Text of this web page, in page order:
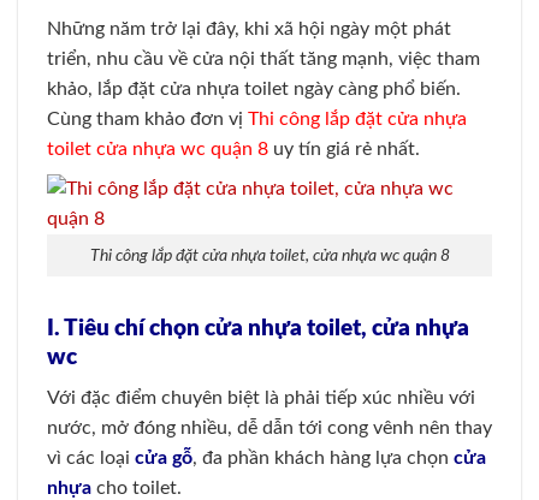
Những năm trở lại đây, khi xã hội ngày một phát
triển, nhu cầu về cửa nội thất tăng mạnh, việc tham
khảo, lắp đặt cửa nhựa toilet ngày càng phổ biến.
Cùng tham khảo đơn vị Thi công lắp đặt cửa nhựa
toilet cửa nhựa wc quận 8 uy tín giá rẻ nhất.
Thi công lắp đặt cửa nhựa toilet, cửa nhựa wc quận 8
I. Tiêu chí chọn cửa nhựa toilet, cửa nhựa
wc
Với đặc điểm chuyên biệt là phải tiếp xúc nhiều với
nước, mở đóng nhiều, dễ dẫn tới cong vênh nên thay
vì các loại cửa gỗ, đa phần khách hàng lựa chọn cửa
nhựa cho toilet.